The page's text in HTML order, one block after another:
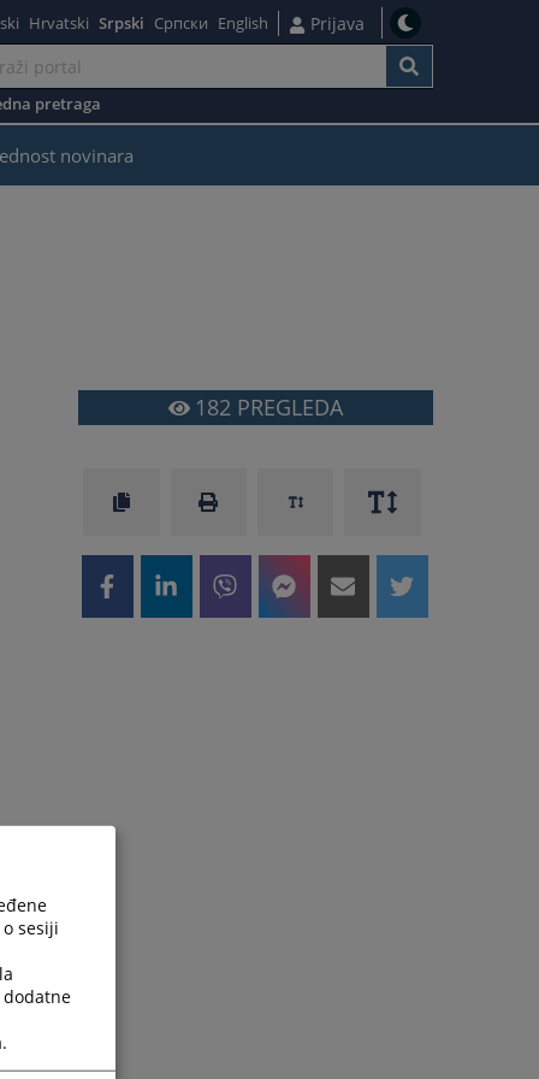
Hrvatski Srpski Српски English Prijava
pretraga
novinara
182PREGLEDA
sesiji